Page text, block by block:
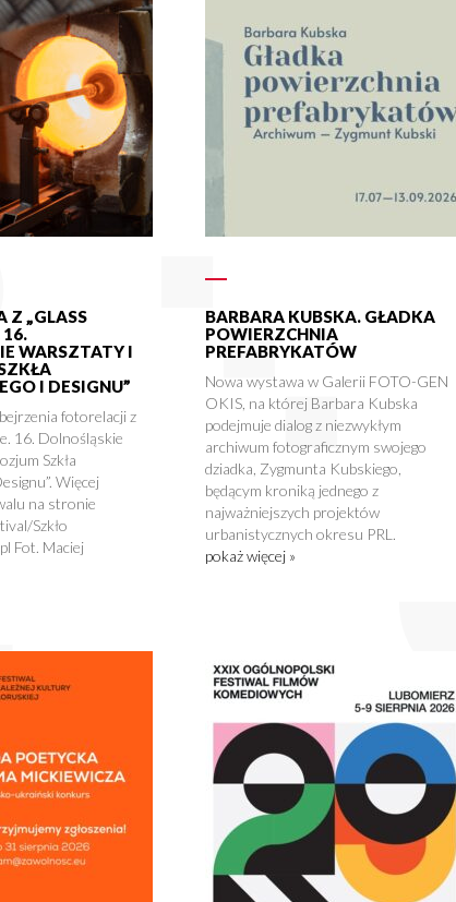
Z „GLASS
16.
WARSZTATY I
I DESIGNU”
fotorelacji z
16. Dolnośląskie
Szkła
Więcej
na stronie
Szkło
Fot. Maciej
BARBARA KUBSKA. GŁADKA
POWIERZCHNIA
PREFABRYKATÓW
Nowa wystawa w Galerii FOTO-GEN
OKIS, na której Barbara Kubska
podejmuje dialog z niezwykłym
archiwum fotograficznym swojego
dziadka, Zygmunta Kubskiego,
będącym kroniką jednego z
najważniejszych projektów
urbanistycznych okresu PRL.
pokaż więcej »